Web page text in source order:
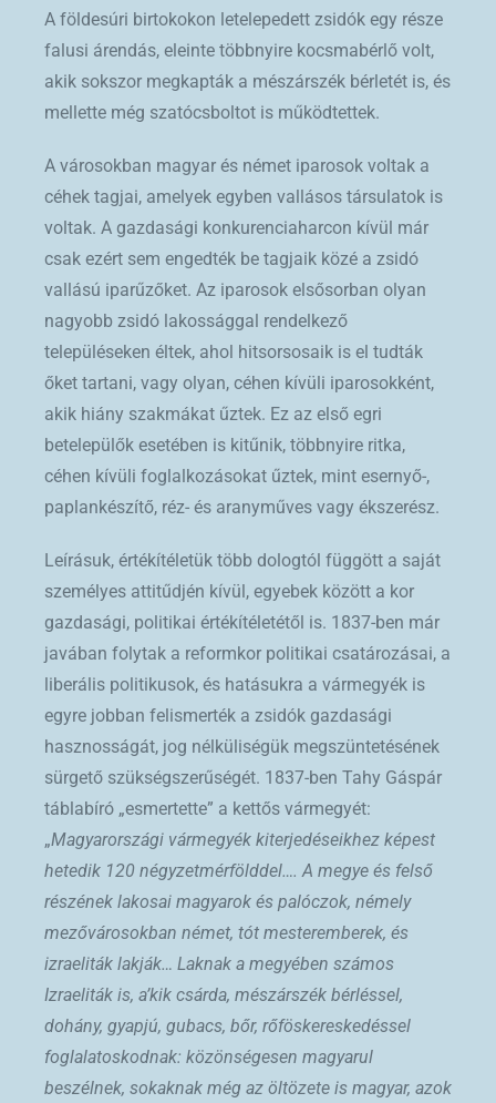
A földesúri birtoko­kon letelepedett zsidók egy része
falusi árendás, eleinte többnyire kocsmabérlő volt,
akik sokszor megkapták a mészárszék bérletét is, és
mellette még szatócsboltot is működtettek.
A városokban magyar és német iparosok voltak a
céhek tagjai, amelyek egyben vallásos társulatok is
voltak. A gazdasági konkurenciaharcon kívül már
csak ezért sem engedték be tagjaik közé a zsidó
vallású iparűzőket. Az iparosok elsősorban olyan
nagyobb zsidó lakossággal rendelkező
településeken éltek, ahol hitsorsosaik is el tudták
őket tartani, vagy olyan, céhen kívüli iparosokként,
akik hiány szakmákat űztek. Ez az első egri
betelepülők esetében is kitűnik, többnyire ritka,
céhen kívüli foglalkozásokat űztek, mint esernyő-,
paplankészítő, réz- és aranyműves vagy ékszerész.
Leírásuk, értékítéletük több dologtól függött a saját
személyes attitűdjén kívül, egyebek között a kor
gazdasági, politikai értékítéletétől is. 1837-ben már
javában folytak a reformkor politikai csatározásai, a
liberális politikusok, és hatásukra a vármegyék is
egyre jobban felismerték a zsidók gazdasági
hasznosságát, jog nélküliségük megszüntetésének
sürgető szükségszerűségét. 1837-ben Tahy Gáspár
táblabíró „esmertette” a kettős vármegyét:
„Magyarországi vármegyék kiterjedéseikhez képest
hetedik 120 négyzetmérfölddel…. A megye és felső
részének lakosai magyarok és palóczok, némely
mezővárosokban német, tót mesteremberek, és
izraeliták lakják… Laknak a megyében számos
Izraeliták is, a’kik csárda, mészárszék bérléssel,
dohány, gyapjú, gubacs, bőr, rőföskereskedéssel
foglalatoskodnak: közönségesen magyarul
beszélnek, sokaknak még az öltözete is magyar, azok